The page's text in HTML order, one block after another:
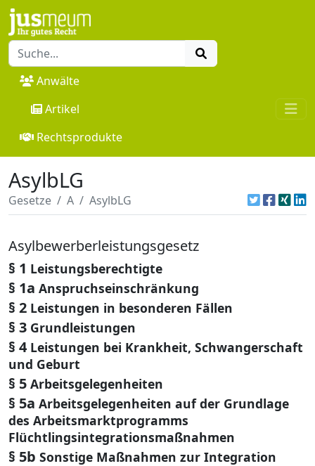
Anwälte
Artikel
Rechtsprodukte
AsylbLG
Gesetze A AsylbLG
Asylbewerberleistungsgesetz
§ 1 Leistungsberechtigte
§ 1a Anspruchseinschränkung
§ 2 Leistungen in besonderen Fällen
§ 3 Grundleistungen
§ 4 Leistungen bei Krankheit, Schwangerschaft
und Geburt
§ 5 Arbeitsgelegenheiten
§ 5a Arbeitsgelegenheiten auf der Grundlage
des Arbeitsmarktprogramms
Flüchtlingsintegrationsmaßnahmen
§ 5b Sonstige Maßnahmen zur Integration